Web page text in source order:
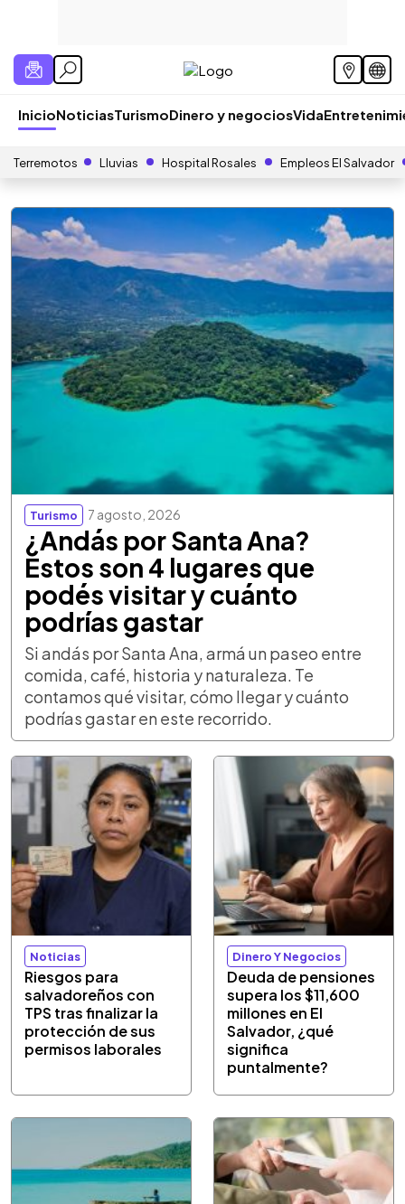
InicioNoticiasTurismoDinero y negociosVida
Terremotos Lluvias Hospital Rosales Empleos El Salvador
Turismo 7 agosto, 2026
¿Andás por Santa Ana?
Estos son 4 lugares que
podés visitar y cuánto
podrías gastar
Si andás por Santa Ana, armá un paseo entre
comida, café, historia y naturaleza. Te
contamos qué visitar, cómo llegar y cuánto
podrías gastar en este recorrido.
Noticias
Riesgos para
salvadoreños con
TPS tras finalizar la
protección de sus
permisos laborales
Dinero Y Negocios
Deuda de pensiones
supera los $11,600
millones en El
Salvador, ¿qué
significa
puntalmente?